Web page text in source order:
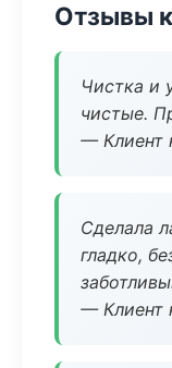
Отзывы
Чистка и
чистые.
— Клиент
Сделала
гладко,
— Клиент